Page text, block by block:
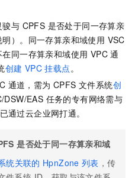
与 CPFS 是否处于同一存算亲
）。同一存算亲和域使用 VSC
同一存算亲和域使用 VPC 通
创建 VPC 挂载点。
通道，需为 CPFS 文件系统创
DSW/EAS 任务的专有网络需与
通过云企业网打通。
是否处于同一存算亲和域
统关联的 HpnZone 列表 ，传